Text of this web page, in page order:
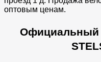
оптовым ценам.
Официальный